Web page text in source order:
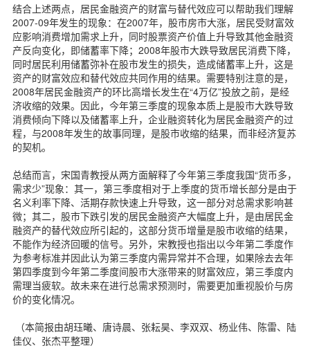
结合上述两点，居民金融资产的财富与替代效应可以帮助我们理解
2007-09年发生的现象：在2007年，股市房市大涨，居民受财富效
应影响消费增加需求上升，同时股票资产价值上升导致其他金融资
产反向变化，即储蓄率下降；2008年股市大跌导致居民消费下降，
同时居民利用储蓄弥补在股市发生的损失，造成储蓄率上升，这是
资产的财富效应和替代效应共同作用的结果。需要特别注意的是，
2008年居民金融资产的环比高增长发生在“4万亿”投放之前，是经
济收缩的效果。因此，今年第三季度的现象本质上是股市大跌导致
消费倾向下降以及储蓄率上升，企业融资转化为居民金融资产的过
程，与2008年发生的故事同理，是股市收缩的结果，而非经济复苏
的契机。
总结而言，宋国青教授从两方面解释了今年第三季度我国“货币多，
需求少”现象：其一，第三季度相对于上季度的货币增长部分是由于
名义利率下降、活期存款快速上升导致，这一部分对总需求影响甚
微；其二，股市下跌引发的居民金融资产大幅度上升，是由居民金
融资产的替代效应所引起的，这部分货币增量是股市收缩的结果，
不能作为经济回暖的信号。另外，宋教授也指出以今年第二季度作
为参考标准并因此认为第三季度内需异常并不合理，如果除去去年
第四季度到今年第二季度间股市大涨带来的财富效应，第三季度内
需理当疲软。故未来在进行总需求预测时，需要更加重视股价与房
价的变化情况。
（本简报由胡珏曦、唐诗晨、张耘昊、李双双、杨业伟、陈雷、陆
佳仪、张杰平整理）